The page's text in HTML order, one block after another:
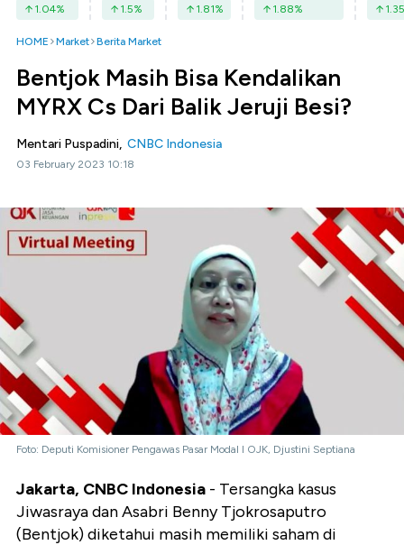
1.04% 1.5% 1.81% 1.88% 1.35
HOME Market Berita Market
Bentjok Masih Bisa Kendalikan
MYRX Cs Dari Balik Jeruji Besi?
Mentari Puspadini, CNBC Indonesia
03 February 2023 10:18
Foto: Deputi Komisioner Pengawas Pasar Modal I OJK, Djustini Septiana
Jakarta, CNBC Indonesia - Tersangka kasus
Jiwasraya dan Asabri Benny Tjokrosaputro
(Bentjok) diketahui masih memiliki saham di